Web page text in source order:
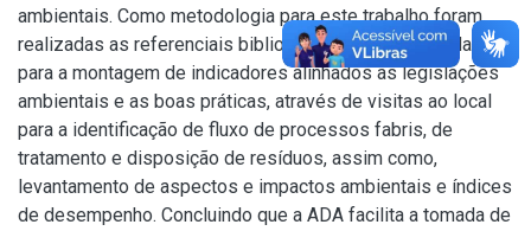
ambientais. Como metodologia para este trabalho foram
realizadas as referenciais bibliográficas, coleta dos dados
para a montagem de indicadores alinhados as legislações
ambientais e as boas práticas, através de visitas ao local
para a identificação de fluxo de processos fabris, de
tratamento e disposição de resíduos, assim como,
levantamento de aspectos e impactos ambientais e índices
de desempenho. Concluindo que a ADA facilita a tomada de